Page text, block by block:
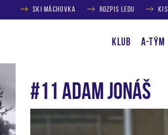
SKI MÁCHOVKA ROZPIS LEDU KIS
KLUB A-TÝM
#11 Adam Jonáš